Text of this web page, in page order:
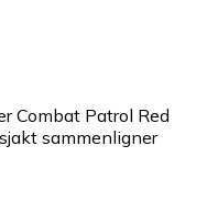
Combat Patrol Red
sammenligner